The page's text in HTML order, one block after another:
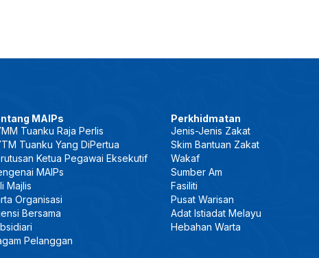
MAIPs
Tuanku Raja Perlis
Tuanku Yang DiPertua
Ketua Pegawai Eksekutif
MAIPs
Majlis
Organisasi
Bersama
Pelanggan
Perkhidmatan
Jenis-Jenis Zakat
Skim Bantuan Zakat
Wakaf
Sumber Am
Fasiliti
Pusat Warisan
Adat Istiadat Melayu
Hebahan Warta